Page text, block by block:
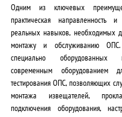
Одним из ключевых
практическая направленность
реальных навыков, необходимых
монтажу и обслуживанию ОПС.
специально оборудованных
современным
тестирования ОПС, позволяющих
монтажа извещателей,
подключения оборудования,